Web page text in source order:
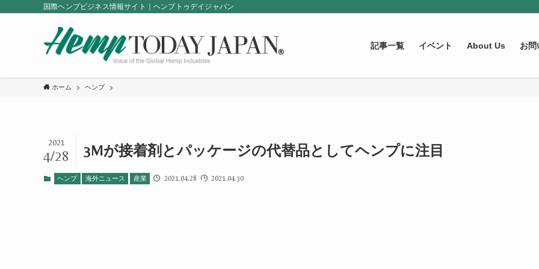
国際ヘンプビジネス情報サイト｜ヘンプトゥデイジャパン
記事一覧 イベント About Us お問
ホーム ヘンプ
3Mが接着剤とパッケージの代替品としてヘンプに注目
2021
4/28
ヘンプ 海外ニュース 産業 2021.04.28 2021.04.30